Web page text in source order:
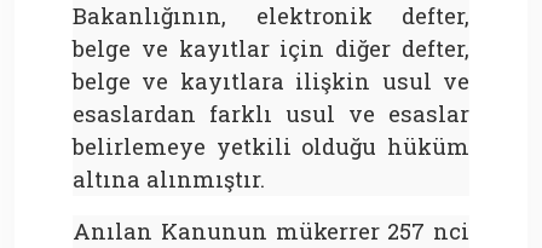
Bakanlığının, elektronik defter,
belge ve kayıtlar için diğer defter,
belge ve kayıtlara ilişkin usul ve
esaslardan farklı usul ve esaslar
belirlemeye yetkili olduğu hüküm
altına alınmıştır.
Anılan Kanunun mükerrer 257 nci